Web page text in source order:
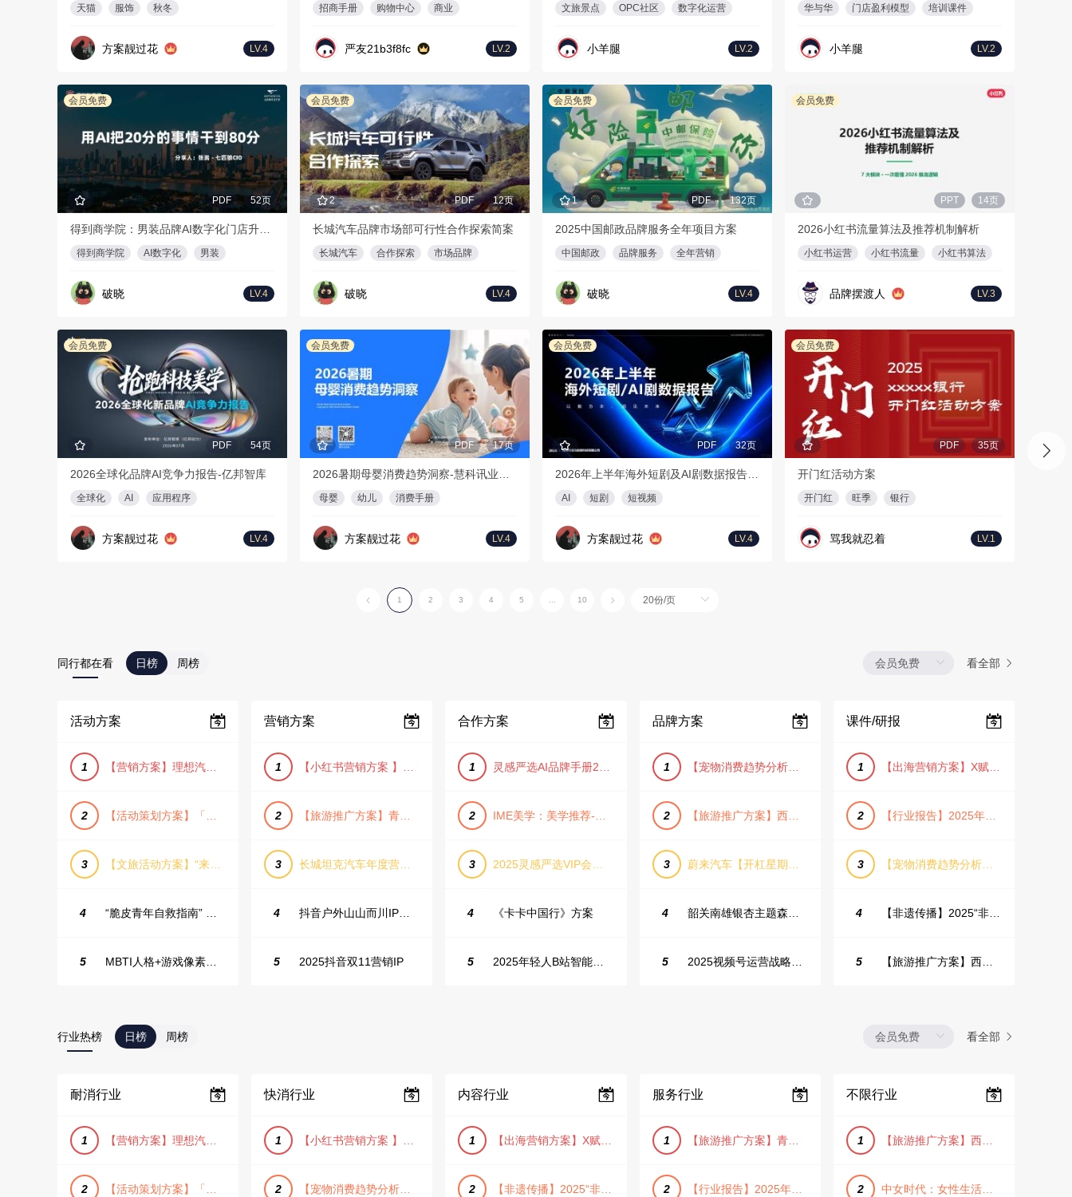
天猫 服饰 秋冬
方案靓过花 LV.4
招商手册 购物中心 商业
严友21b3f8fc LV.2
文旅景点 OPC社区 数字化运营
小羊腿 LV.2
华与华 门店盈利模型 培训课件
小羊腿 LV.2
会员免费
PDF 52页
得到商学院 AI数字化 男装
破晓 LV.4
会员免费
2 PDF 12页
长城汽车品牌市场部可行性合作探索简案
长城汽车 合作探索 市场品牌
破晓 LV.4
会员免费
1 PDF 132页
2025中国邮政品牌服务全年项目方案
中国邮政 品牌服务 全年营销
破晓 LV.4
会员免费
PPT 14页
2026小红书流量算法及推荐机制解析
小红书运营 小红书流量 小红书算法
品牌摆渡人 LV.3
会员免费
PDF 54页
2026全球化品牌AI竞争力报告-亿邦智库
全球化 AI 应用程序
方案靓过花 LV.4
会员免费
PDF 17页
2026暑期母婴消费趋势洞察-慧科讯业Wisers
母婴 幼儿 消费手册
方案靓过花 LV.4
会员免费
PDF 32页
2026年上半年海外短剧及AI剧数据报告-DataEye
AI 短剧 短视频
方案靓过花 LV.4
会员免费
PDF 35页
开门红活动方案
开门红 旺季 银行
骂我就忍着 LV.1
1 2 3 4 5 ... 10
同行都在看 日榜 周榜 看全部
活动方案
1 【营销方案】理想汽车车主露营户外旅行保客活动策划方案
2 【活动策划方案】「团圆盛景」趣味中秋游园会活动策划方案
3 【文旅活动方案】“来和月亮撞个满怀”文旅景区中秋露营音乐会团建拓展方案
4 “脆皮青年自救指南” 五一城市解压生活节活动策划案
5 MBTI人格+游戏像素风主题企业年会
营销方案
1 【小红书营销方案 】2025小红书节日大促节点大促IP营销方案
2 【旅游推广方案】青岛城市活力与山海魅力旅游推广方案（PPT格式）
3 长城坦克汽车年度营销活动方案
4 抖音户外山山而川IP整合营销方案
5 2025抖音双11营销IP
合作方案
1 灵感严选AI品牌手册2025_9.0（下载原件更清晰）
2 IME美学：美学推荐-飞猪旅行春节营销通案
3 2025灵感严选VIP会员手册【向团队介绍/采购报销用】
4 《卡卡中国行》方案
5 2025年轻人B站智能生活家趋势报告
品牌方案
1 【宠物消费趋势分析方案】2025年宠物市场消费报告（创意风/橙色风/数据驱动）
2 【旅游推广方案】西安城市旅游介绍PPT（古风/文化/历史）
3 蔚来汽车【开杠星期三】栏目brief
4 韶关南雄银杏主题森林公园总体设计概念规划方案
5 2025视频号运营战略：数据驱动增长全景指南
课件/研报
1 【出海营销方案】X赋能全球决策链成就中国科技品牌2025年营销方案（PDF格式）
2 【行业报告】2025年Q1证券行业薪酬趋势分析
3 【宠物消费趋势分析方案】2025年宠物市场消费报告（创意风/橙色风/数据驱动）
4 【非遗传播】2025“非遗融入现代生活”互联网平台助力非遗传播与消费专题报告（PDF格式）
5 【旅游推广方案】西安城市旅游介绍PPT（古风/文化/历史）
行业热榜 日榜 周榜 看全部
耐消行业
1 【营销方案】理想汽车车主露营户外旅行保客活动策划方案
2 【活动策划方案】「团圆盛景」趣味中秋游园会活动策划方案
快消行业
1 【小红书营销方案 】2025小红书节日大促节点大促IP营销方案
2 【宠物消费趋势分析方案】2025年宠物市场消费报告（创意风/橙色风/数据驱动）
内容行业
1 【出海营销方案】X赋能全球决策链成就中国科技品牌2025年营销方案（PDF格式）
2 【非遗传播】2025“非遗融入现代生活”互联网平台助力非遗传播与消费专题报告（PDF格式）
服务行业
1 【旅游推广方案】青岛城市活力与山海魅力旅游推广方案（PPT格式）
2 【行业报告】2025年Q1证券行业薪酬趋势分析
不限行业
1 【旅游推广方案】西安城市旅游介绍PPT（古风/文化/历史）
2 中女时代：女性生活方式及消费洞察